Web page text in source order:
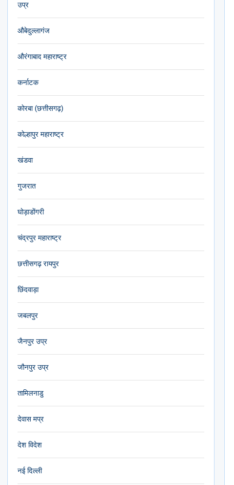
उप्र
औबेदुल्लागंज
औरंगाबाद महाराष्ट्र
कर्नाटक
कोरबा (छत्तीसगढ़)
कोल्हापुर महाराष्ट्र
खंडवा
गुजरात
घोड़ाडोंगरी
चंद्रपुर महाराष्ट्र
छत्तीसगढ़ रायपुर
छिंदवाड़ा
जबलपुर
जैनपुर उप्र
जौनपुर उप्र
तामिलनाडु
देवास मप्र
देश विदेश
नई दिल्ली